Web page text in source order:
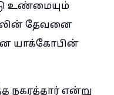
உண்மையும்
தேவனை
யாக்கோபின்
நகரத்தார் என்று